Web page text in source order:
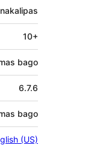
10+
bago
6.7.6
bago
(US)